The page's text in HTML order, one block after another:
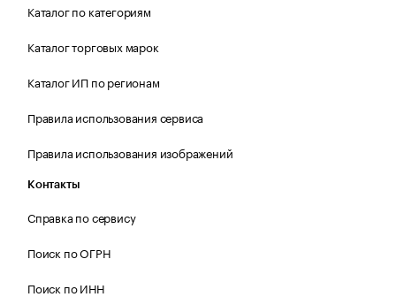
Каталог по категориям
Каталог торговых марок
Каталог ИП по регионам
Правила использования сервиса
Правила использования изображений
Контакты
Справка по сервису
Поиск по ОГРН
Поиск по ИНН